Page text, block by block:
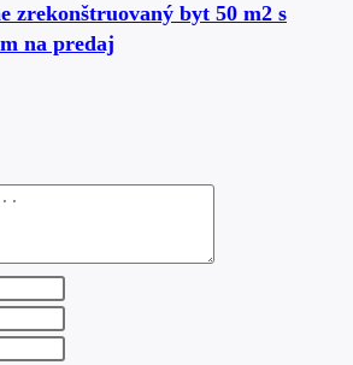
zrekonštruovaný byt 50 m2 s
na predaj